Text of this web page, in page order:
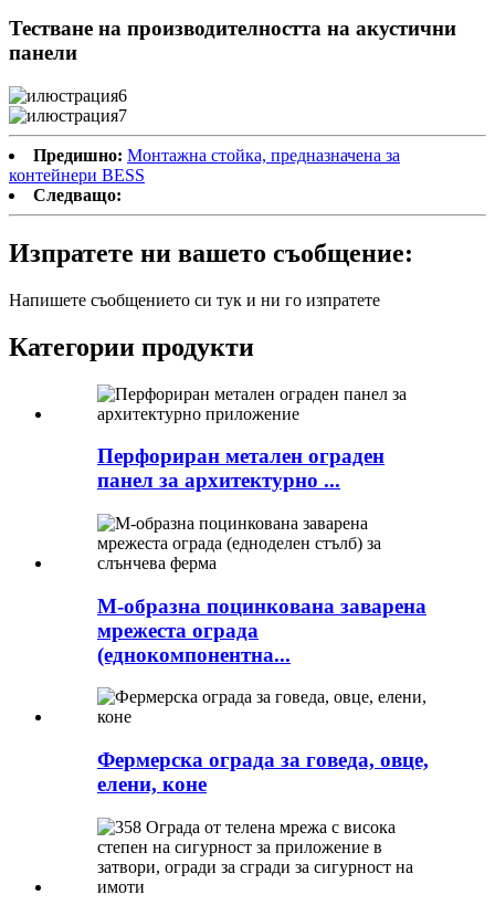
Тестване на производителността на акустични
панели
Предишно: Монтажна стойка, предназначена за
контейнери BESS
Следващо:
Изпратете ни вашето съобщение:
Напишете съобщението си тук и ни го изпратете
Категории продукти
Перфориран метален ограден
панел за архитектурно ...
М-образна поцинкована заварена
мрежеста ограда
(еднокомпонентна...
Фермерска ограда за говеда, овце,
елени, коне